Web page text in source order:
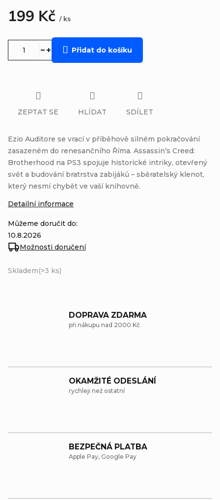
199 Kč / ks
Skladem(>3 ks)
Můžeme doručit do:
10.8.2026
Možnosti doručení
Přidat do košíku
Ezio Auditore se vrací v příběhově silném pokračování
zasazeném do renesančního Říma. Assassin’s Creed:
Brotherhood na PS3 spojuje historické intriky, otevřený
svět a budování bratrstva zabijáků – sběratelský klenot,
který nesmí chybět ve vaší knihovně.
Detailní informace
ZEPTAT SE HLÍDAT SDÍLET
DOPRAVA ZDARMA
při nákupu nad 2000 Kč
OKAMŽITÉ ODESLÁNÍ
rychleji než ostatní
BEZPEČNÁ PLATBA
Apple Pay, Google Pay